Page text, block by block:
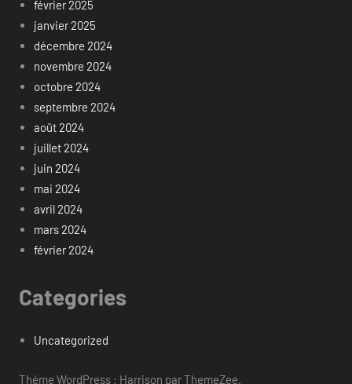
février 2025
janvier 2025
décembre 2024
novembre 2024
octobre 2024
septembre 2024
août 2024
juillet 2024
juin 2024
mai 2024
avril 2024
mars 2024
février 2024
Categories
Uncategorized
Thème WordPress : Harrison par ThemeZee.